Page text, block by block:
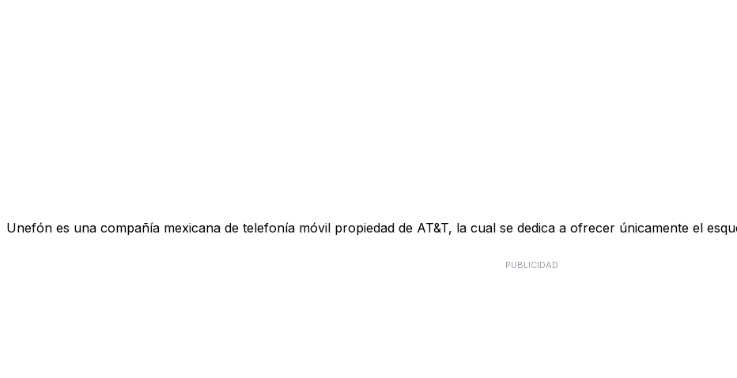
Unefón es una compañía mexicana de telefonía móvil propiedad de AT&T, la cual se dedica a ofrecer únicamente el
PUBLICIDAD